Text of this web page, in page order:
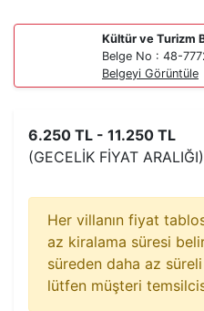
Kültür ve Turizm
Belge No : 48-
Belgeyi Görüntüle
6.250 TL - 11.250 TL
(GECELIK FIYAT ARALIĞI)
Her villanın fiyat
az kiralama süresi
süreden daha az
lütfen müşteri